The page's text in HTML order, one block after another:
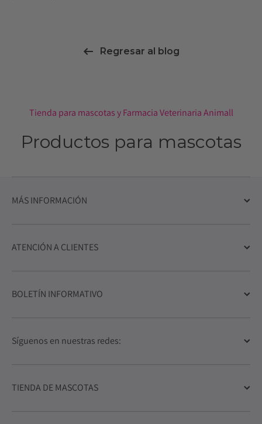
Regresar al blog
Tienda para mascotas y Farmacia Veterinaria Animall
Productos para mascotas
MÁS INFORMACIÓN
ATENCIÓN A CLIENTES
BOLETÍN INFORMATIVO
Síguenos en nuestras redes:
TIENDA DE MASCOTAS